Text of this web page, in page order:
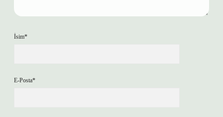
İsim*
E-Posta*